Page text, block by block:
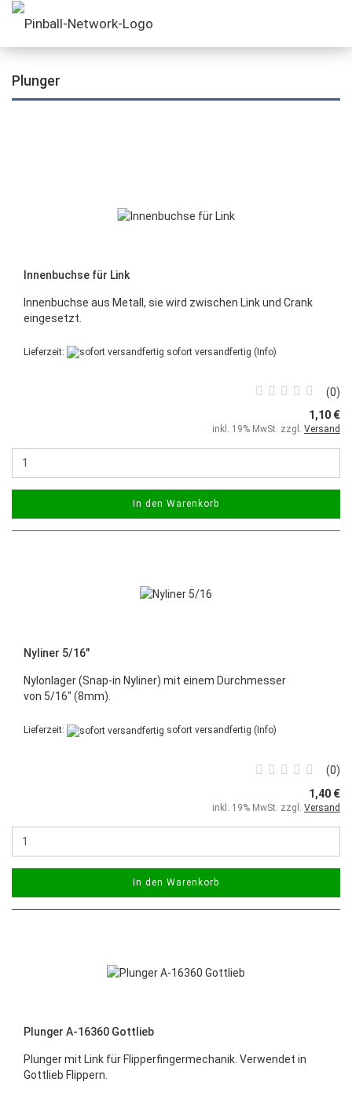
Plunger
Innenbuchse für Link
Innenbuchse aus Metall, sie wird zwischen Link und Crank
eingesetzt.
Lieferzeit: sofort versandfertig (Info)
0
1,10 €
inkl. 19% MwSt. zzgl. Versand
In den Warenkorb
Nyliner 5/16"
Nylonlager (Snap-in Nyliner) mit einem Durchmesser
von 5/16" (8mm).
Lieferzeit: sofort versandfertig (Info)
0
1,40 €
inkl. 19% MwSt. zzgl. Versand
In den Warenkorb
Plunger A-16360 Gottlieb
Plunger mit Link für Flipperfingermechanik. Verwendet in
Gottlieb Flippern.